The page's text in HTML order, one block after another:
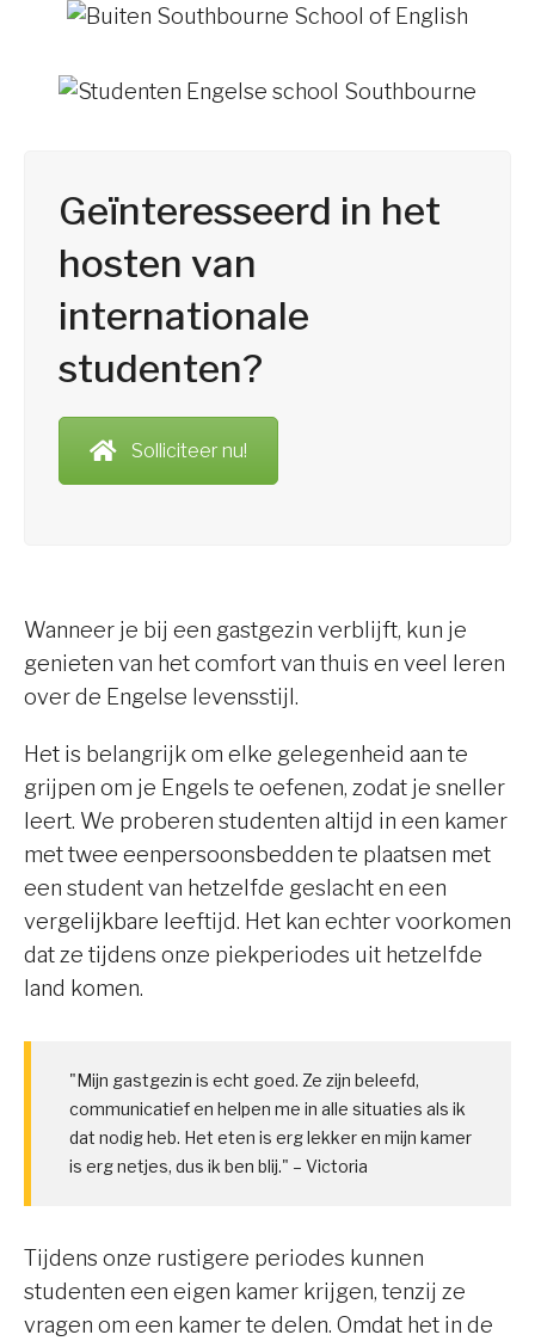
Geïnteresseerd in het
hosten van
internationale
studenten?
Solliciteer nu!
Wanneer je bij een gastgezin verblijft, kun je
genieten van het comfort van thuis en veel leren
over de Engelse levensstijl.
Het is belangrijk om elke gelegenheid aan te
grijpen om je Engels te oefenen, zodat je sneller
leert. We proberen studenten altijd in een kamer
met twee eenpersoonsbedden te plaatsen met
een student van hetzelfde geslacht en een
vergelijkbare leeftijd. Het kan echter voorkomen
dat ze tijdens onze piekperiodes uit hetzelfde
land komen.
"Mijn gastgezin is echt goed. Ze zijn beleefd,
communicatief en helpen me in alle situaties als ik
dat nodig heb. Het eten is erg lekker en mijn kamer
is erg netjes, dus ik ben blij." – Victoria
Tijdens onze rustigere periodes kunnen
studenten een eigen kamer krijgen, tenzij ze
vragen om een kamer te delen. Omdat het in de